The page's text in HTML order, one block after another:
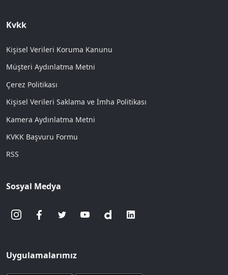
Kvkk
Kişisel Verileri Koruma Kanunu
Müşteri Aydınlatma Metni
Çerez Politikası
Kişisel Verileri Saklama ve İmha Politikası
Kamera Aydınlatma Metni
KVKK Başvuru Formu
RSS
Sosyal Medya
Uygulamalarımız